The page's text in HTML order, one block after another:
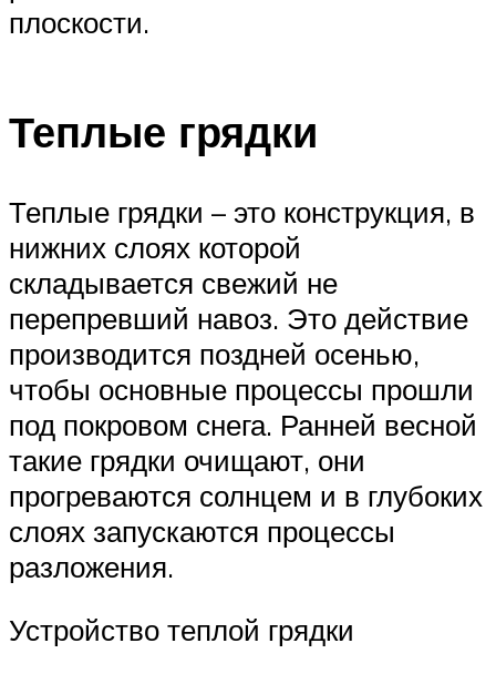
плоскости.
Теплые грядки
Теплые грядки – это конструкция, в
нижних слоях которой
складывается свежий не
перепревший навоз. Это действие
производится поздней осенью,
чтобы основные процессы прошли
под покровом снега. Ранней весной
такие грядки очищают, они
прогреваются солнцем и в глубоких
слоях запускаются процессы
разложения.
Устройство теплой грядки